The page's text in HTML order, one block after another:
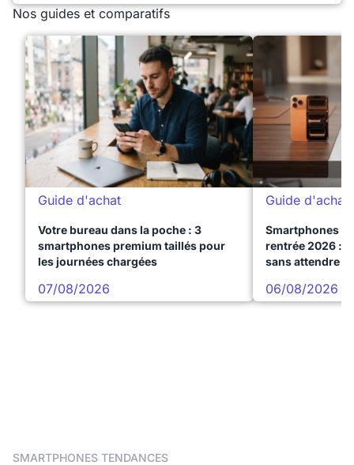
Nos guides et comparatifs
Guide d'achat
Votre bureau dans la poche : 3
smartphones premium taillés pour
les journées chargées
07/08/2026
Guide d'achat
Smartphones
rentrée 2026 :
sans attendre
06/08/2026
SMARTPHONES TENDANCES